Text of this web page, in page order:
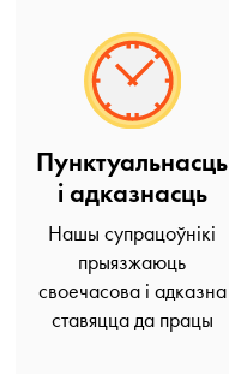
Пунктуальнасць
і адказнасць
Нашы супрацоўнікі
прыязжаюць
своечасова і адказна
ставяцца да працы